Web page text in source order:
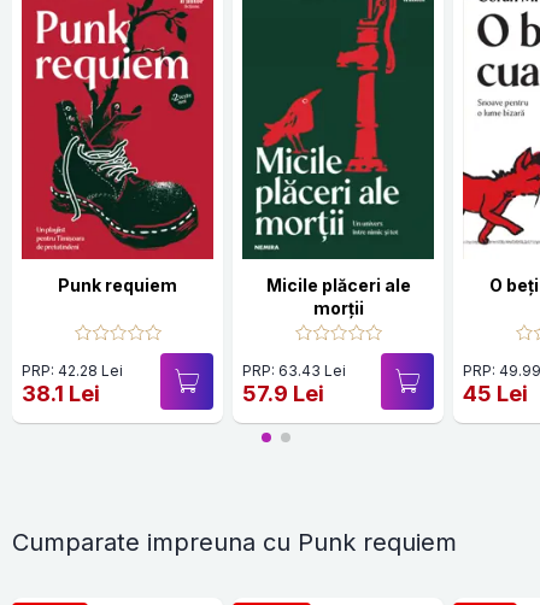
Punk requiem
PRP: 42.28 Lei
38.1 Lei
Micile plăceri ale
morții
PRP: 63.43 Lei
57.9 Lei
O
PRP:
45 Lei
Cumparate impreuna cu Punk requiem